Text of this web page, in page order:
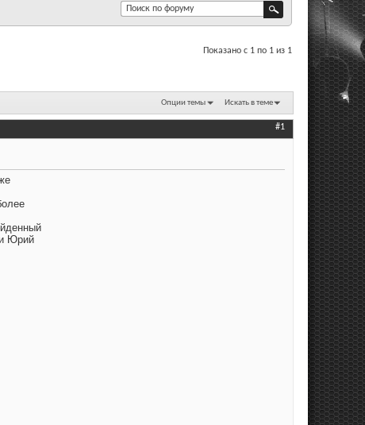
Показано с 1 по 1 из 1
Опции темы Искать в теме
#1
Юрий